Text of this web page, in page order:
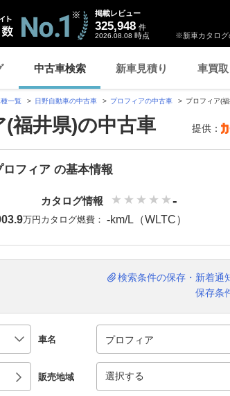
※新車カタログ
掲載レビュー
325,948 件
2026.08.08 時点
中古車検索 新車見積り 車買取
一覧 日野自動車の中古車 プロフィアの中古車 プロフィア(
(福井県)の中古車 提供：
ロフィア の基本情報
万円
カタログ情報 -
カタログ燃費： -km/L（WLTC）
検索条件の保存・新着通
保存条
車名
販売地域 選択する